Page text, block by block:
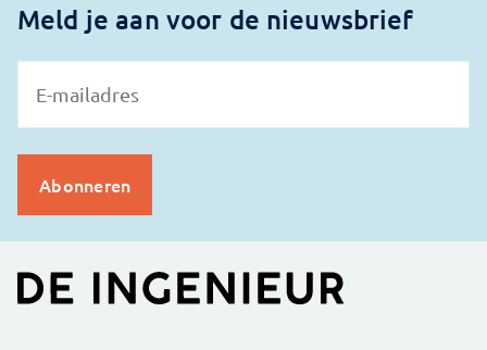
Meld je aan voor de nieuwsbrief